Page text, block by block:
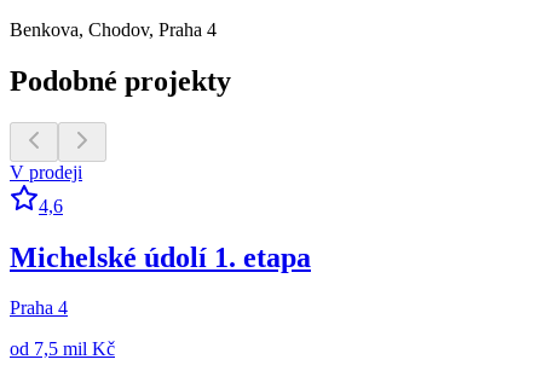
Benkova, Chodov, Praha 4
Podobné projekty
V prodeji
4,6
Michelské údolí 1. etapa
Praha 4
od 7,5 mil Kč